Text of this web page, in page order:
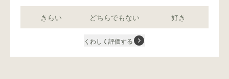
きらい どちらでもない 好き
くわしく評価する